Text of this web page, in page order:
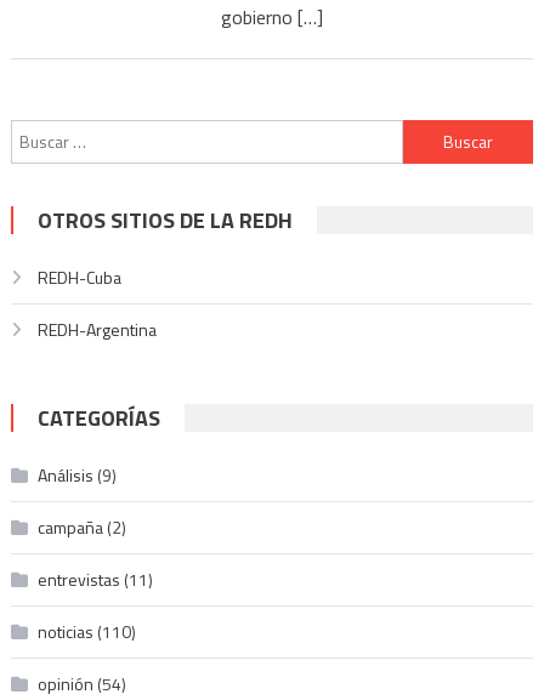
gobierno […]
Buscar:
OTROS SITIOS DE LA REDH
REDH-Cuba
REDH-Argentina
CATEGORÍAS
Análisis (9)
campaña(2)
entrevistas (11)
noticias (110)
opinión (54)